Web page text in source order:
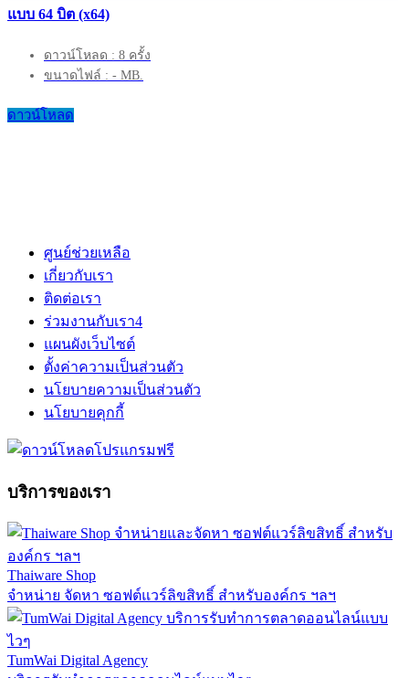
แบบ 64 บิต (x64)
ดาวน์โหลด : 8 ครั้ง
ขนาดไฟล์ : - MB.
ดาวน์โหลด
ศูนย์ช่วยเหลือ
เกี่ยวกับเรา
ติดต่อเรา
ร่วมงานกับเรา4
แผนผังเว็บไซต์
ตั้งค่าความเป็นส่วนตัว
นโยบายความเป็นส่วนตัว
นโยบายคุกกี้
บริการของเรา
Thaiware Shop
จำหน่าย จัดหา ซอฟต์แวร์ลิขสิทธิ์ สำหรับองค์กร ฯลฯ
TumWai Digital Agency